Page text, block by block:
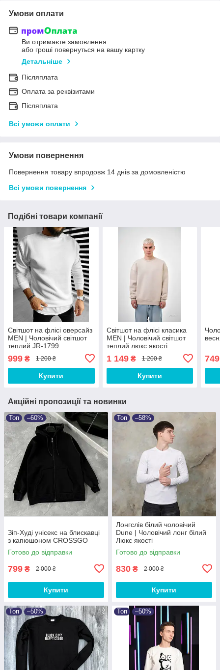
Умови оплати
Ви отримаєте замовлення
або гроші повернуться на вашу картку
Детальніше
Післяплата
Оплата за реквізитами
Післяплата
Всі умови оплати
Умови повернення
Повернення товару впродовж 14 днів за домовленістю
Всі умови повернення
Подібні товари компанії
Світшот на флісі оверсайз
MEN | Чоловічий світшот
теплий JR-1799
999 ₴ 1 200 ₴
Купити
Світшот на флісі класика
MEN | Чоловічий світшот
теплий люкс якості
1 149₴ 1 200 ₴
Купити
749
Акційні пропозиції та новинки
Топ –60%
Зіп-Худі унісекс на блискавці
з капюшоном CROSSGO
Готово до відправки
799 ₴ 2 000 ₴
Купити
Топ –58%
Лонгслів білий чоловічий
Dune | Чоловічий лонг білий
Люкс якості
Готово до відправки
830 ₴ 2 000 ₴
Купити
Топ –50% Топ –50%